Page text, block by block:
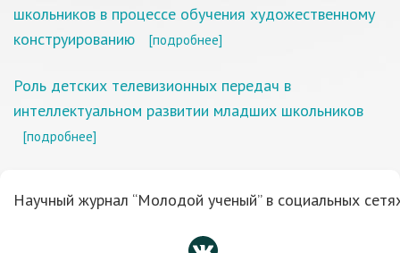
школьников в процессе обучения художественному
конструированию
[подробнее]
Роль детских телевизионных передач в
интеллектуальном развитии младших школьников
[подробнее]
Научный журнал “Молодой ученый” в социальных